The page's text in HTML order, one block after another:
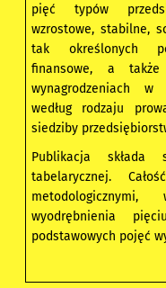
pięć typów
wzrostowe, stabilne,
tak określonych
finansowe, a
wynagrodzeniach w
według rodzaju
siedziby
Publikacja
tabelarycznej.
wyodrębnienia
podstawowych pojęć